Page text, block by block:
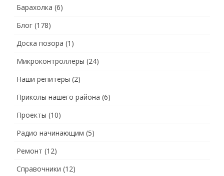
Барахолка (6)
Блог (178)
Доска позора (1)
Микроконтроллеры (24)
Наши репитеры (2)
Приколы нашего района (6)
Проекты (10)
Радио начинающим (5)
Ремонт (12)
Справочники (12)